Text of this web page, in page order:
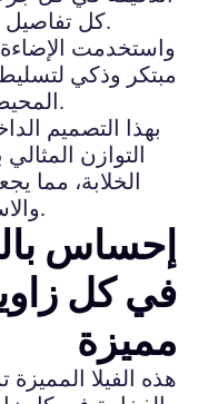
كل تفاصيل داخل المسكن فريدة ومميزة.
واستخدمت
مبتكر وذكي
المحيط بالمنزل وإبرازه بشكل رائع.
بهذا التصميم
التوازن
الخلابة، مما
والاستمتاع بالحياة الهادئة والراحة.
إحساس
في كل
مميزة
هذه الفيلا